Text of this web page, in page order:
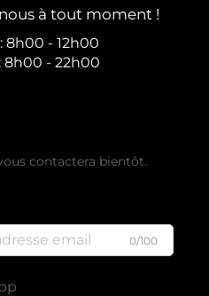
à tout moment !
8h00 - 12h00
8h00 - 22h00
contactera bientôt.
0/100